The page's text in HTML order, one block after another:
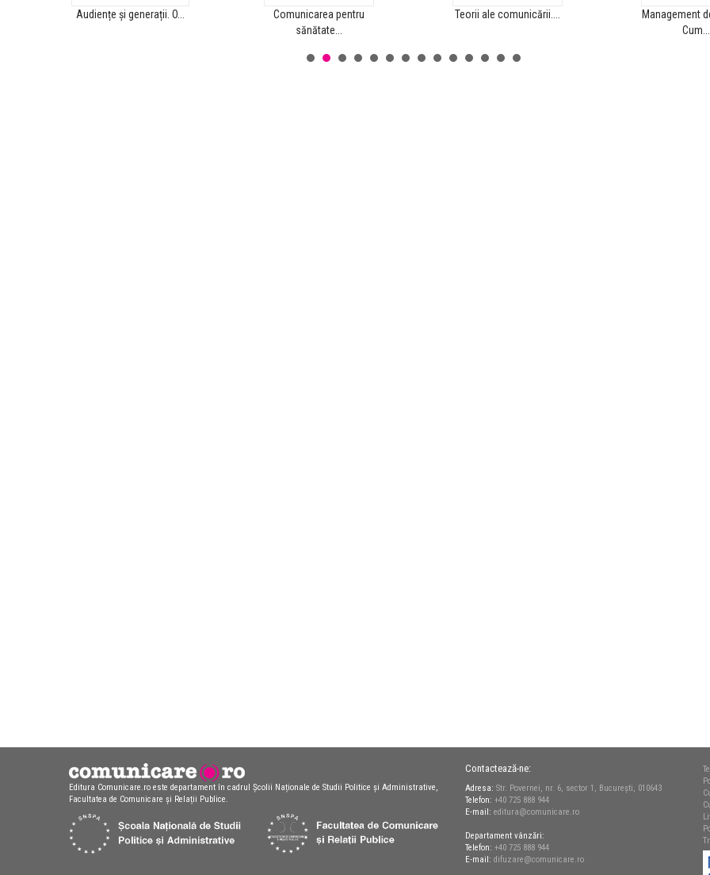
Audiențe și generații. O...
Comunicarea pentru
sănătate...
Teorii ale comunicării....
Management
Cum...
Lansare:
publice,
Editura Comunicare.ro este departament în cadrul Școlii Naționale de Studii Politice și Administrative,
Facultatea de Comunicare și Relații Publice.
Contactează-ne:
Adresa: Str. Povernei, nr. 6, sector 1, București, 010643
Telefon: +40 725 888 944
E-mail: editura@comunicare.ro
Departament vânzări:
Telefon: +40 725 888 944
E-mail: difuzare@comunicare.ro